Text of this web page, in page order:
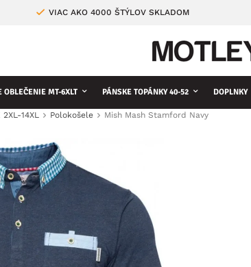
VIAC AKO 4000 ŠTÝLOV SKLADOM
OBLEČENIE MT-6XLT PÁNSKE TOPÁNKY 40-52 DOPLNKY
2XL-14XL Polokošele Mish Mash Stamford Navy